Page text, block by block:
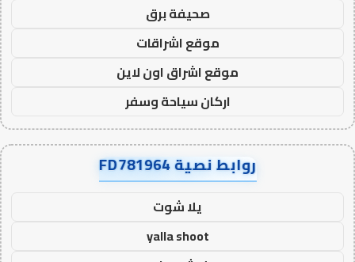
صحيفة برق
موقع اشراقات
موقع اشراق اون لاين
اركان سياحة وسفر
روابط نصية FD781964
يلا شوت
yalla shoot